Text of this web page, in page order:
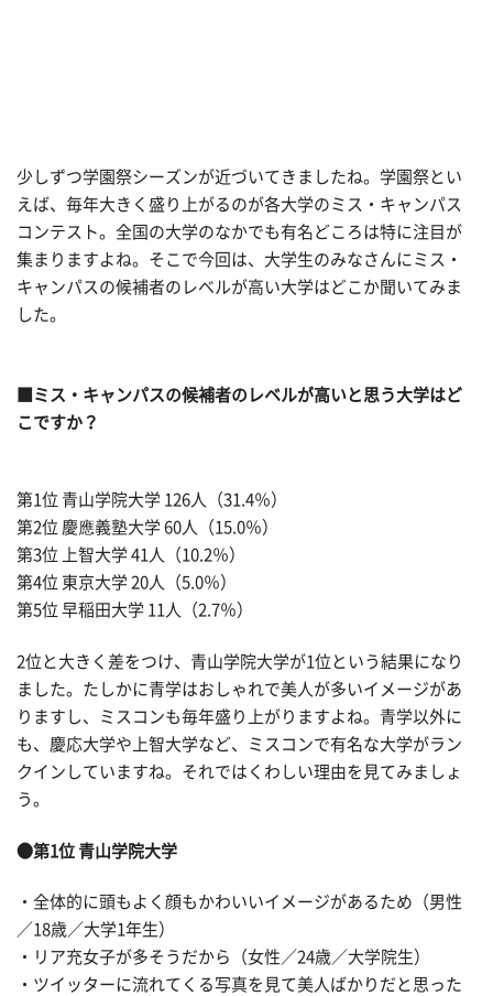
少しずつ学園祭シーズンが近づいてきましたね。学園祭とい
えば、毎年大きく盛り上がるのが各大学のミス・キャンパス
コンテスト。全国の大学のなかでも有名どころは特に注目が
集まりますよね。そこで今回は、大学生のみなさんにミス・
キャンパスの候補者のレベルが高い大学はどこか聞いてみま
した。
■ミス・キャンパスの候補者のレベルが高いと思う大学はど
こですか？
第1位 青山学院大学 126人（31.4％）
第2位 慶應義塾大学 60人（15.0％）
第3位 上智大学 41人（10.2％）
第4位 東京大学 20人（5.0％）
第5位 早稲田大学 11人（2.7％）
2位と大きく差をつけ、青山学院大学が1位という結果になり
ました。たしかに青学はおしゃれで美人が多いイメージがあ
りますし、ミスコンも毎年盛り上がりますよね。青学以外に
も、慶応大学や上智大学など、ミスコンで有名な大学がラン
クインしていますね。それではくわしい理由を見てみましょ
う。
●第1位 青山学院大学
・全体的に頭もよく顔もかわいいイメージがあるため（男性
／18歳／大学1年生）
・リア充女子が多そうだから（女性／24歳／大学院生）
・ツイッターに流れてくる写真を見て美人ばかりだと思った